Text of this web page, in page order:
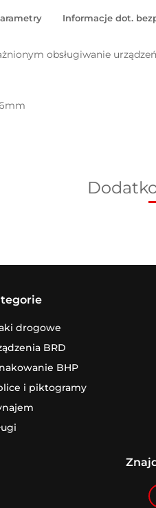
Informacje dot.
obsługiwanie
drogowe
BRD
BHP
i piktogramy